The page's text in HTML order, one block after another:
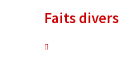
Faits divers